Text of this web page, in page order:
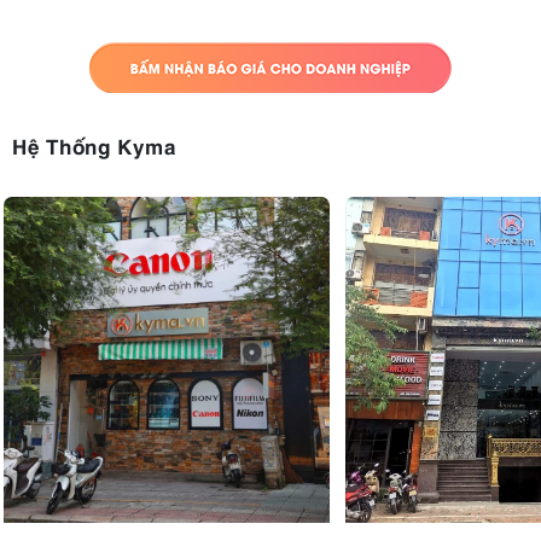
4.3. Quay video 8K và 4K60P tuyệt đẹp
Bên cạnh các nhiếp ảnh gia, chiếc máy ảnh này còn mang đến
những tính năng vượt trội cho các nhà làm phim chuyên nghiệp. Sony
A7R Mark V cho phép quayvideo 8K, cũng như ghi hình 4K ở tốc
độ 60 khung hình/giây. Chế độ ghi hình 10-bit 4:2:2cho phép hiển
thị nhiều chi tiết và màu sắc hơn trong mỗi khung hình, kết hợp hoàn
hảo với cáccấu hình hình ảnh S-Cinetone và S-LOGđể tạo ra những
hình ảnh điện ảnh tuyệt vời.
Hệ thống tản nhiệt của A7R V cho phép thời gian quay phim lâu hơn
khi quay ở độ phân giải 8K và 4K, trong khi tính năng lấy nét tự động
thời gian thực giúp mọi video trông chuyên nghiệp và chất lượng cao
Hệ Thống Kyma